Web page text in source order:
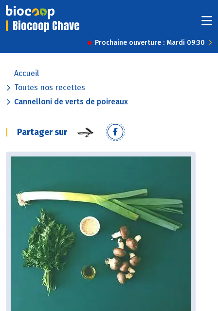
Biocoop Chave
Prochaine ouverture : Mardi 09:30
Accueil
Toutes nos recettes
Cannelloni de verts de poireaux
Partager sur